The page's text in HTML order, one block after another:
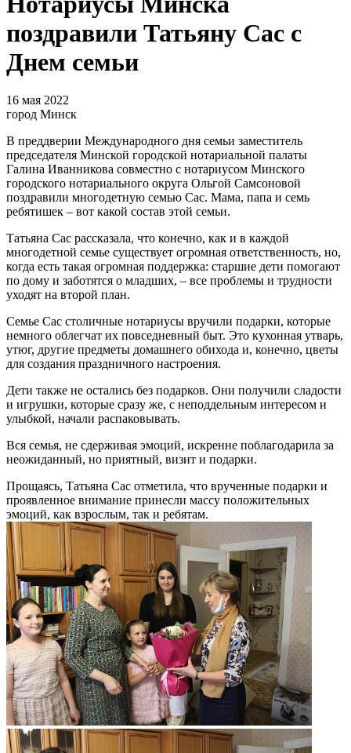
поздравили Татьяну Сас с
Днем семьи
16 мая 2022
город Минск
В преддверии Международного дня семьи заместитель
председателя Минской городской нотариальной палаты
Галина Иванникова совместно с нотариусом Минского
городского нотариального округа Ольгой Самсоновой
поздравили многодетную семью Сас. Мама, папа и семь
ребятишек – вот какой состав этой семьи.
Татьяна Сас рассказала, что конечно, как и в каждой
многодетной семье существует огромная ответственность, но,
когда есть такая огромная поддержка: старшие дети помогают
по дому и заботятся о младших, – все проблемы и трудности
уходят на второй план.
Семье Сас столичные нотариусы вручили подарки, которые
немного облегчат их повседневный быт. Это кухонная утварь,
утюг, другие предметы домашнего обихода и, конечно, цветы
для создания праздничного настроения.
Дети также не остались без подарков. Они получили сладости
и игрушки, которые сразу же, с неподдельным интересом и
улыбкой, начали распаковывать.
Вся семья, не сдерживая эмоций, искренне поблагодарила за
неожиданный, но приятный, визит и подарки.
Прощаясь, Татьяна Сас отметила, что врученные подарки и
проявленное внимание принесли массу положительных
эмоций, как взрослым, так и ребятам.